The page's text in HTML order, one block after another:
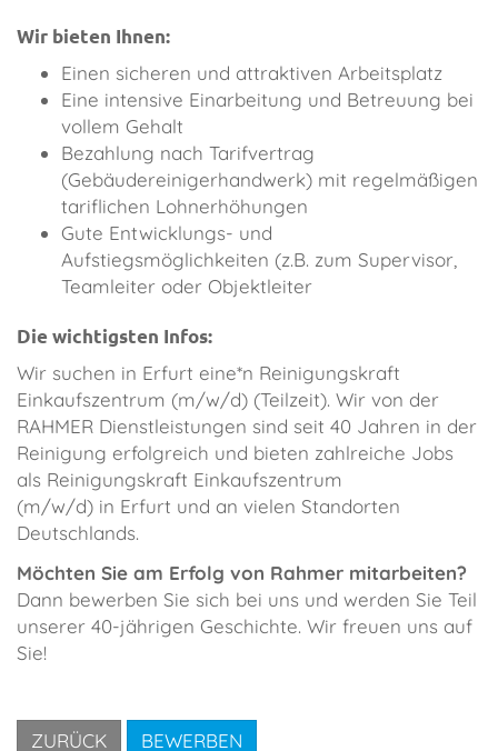
Wir bieten Ihnen:
Einen sicheren und attraktiven Arbeitsplatz
Eine intensive Einarbeitung und Betreuung bei
vollem Gehalt
Bezahlung nach Tarifvertrag
(Gebäudereinigerhandwerk) mit regelmäßigen
tariflichen Lohnerhöhungen
Gute Entwicklungs- und
Aufstiegsmöglichkeiten (z.B. zum Supervisor,
Teamleiter oder Objektleiter
Die wichtigsten Infos:
​Wir suchen in Erfurt eine*n Reinigungskraft
Einkaufszentrum (m/w/d) (Teilzeit). Wir von der
RAHMER Dienstleistungen sind seit 40 Jahren in der
Reinigung erfolgreich und bieten zahlreiche Jobs
als Reinigungskraft Einkaufszentrum
(m/w/d) in Erfurt und an vielen Standorten
Deutschlands.
Möchten Sie am Erfolg von Rahmer mitarbeiten?
Dann bewerben Sie sich bei uns und werden Sie Teil
unserer 40-jährigen Geschichte. Wir freuen uns auf
Sie!
ZURÜCK BEWERBEN